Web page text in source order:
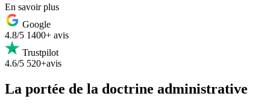
En savoir plus
Google
4.8/5 1400+ avis
Trustpilot
4.6/5 520+avis
La portée de la doctrine administrative